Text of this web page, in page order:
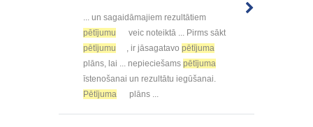
... un sagaidāmajiem rezultātiem
pētījumu
veic noteiktā ... Pirms sākt
pētījumu
, ir jāsagatavo pētījuma
plāns, lai ... nepieciešams pētījuma
īstenošanai un rezultātu iegūšanai.
Pētījuma
plāns ...